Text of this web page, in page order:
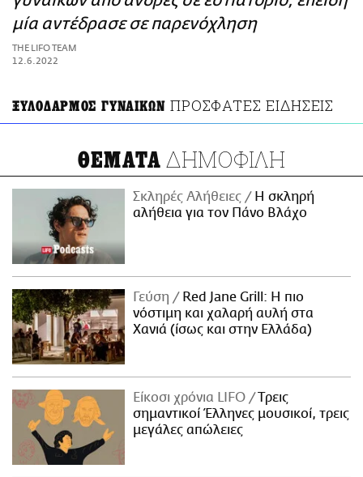
ΑΜΠΑ
PRINT
μία αντέδρασε σε παρενόχληση
THE LIFO TEAM
12.6.2022
ΞΥΛΟΔΑΡΜΟΣ ΓΥΝΑΙΚΩΝ ΠΡΟΣΦΑΤΕΣ ΕΙΔΗΣΕΙΣ
ΘΕΜΑΤΑ ΔΗΜΟΦΙΛΗ
Σκληρές Αλήθειες
H σκληρή
αλήθεια για τον Πάνο Βλάχο
Γεύση
Red Jane Grill: Η πιο
νόστιμη και χαλαρή αυλή στα
Χανιά (ίσως και στην Ελλάδα)
Είκοσι χρόνια LIFO
Tρεις
σημαντικοί Έλληνες μουσικοί, τρεις
μεγάλες απώλειες